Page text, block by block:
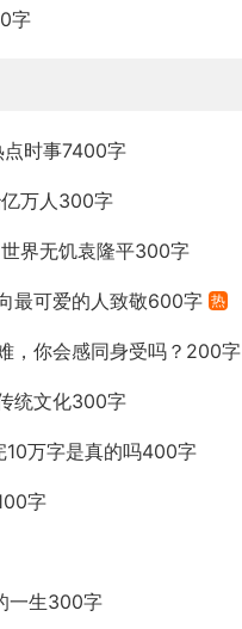
字
时事7400字
万人300字
界无饥袁隆平300字
最可爱的人致敬600字 热
，你会感同身受吗？200字
统文化300字
10万字是真的吗400字
字
一生300字